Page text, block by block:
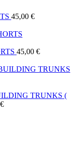
45,00 €
45,00 €
TRUNKS (
€